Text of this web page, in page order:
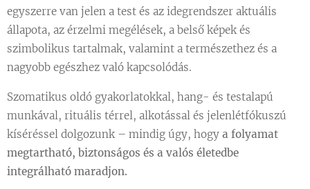
egyszerre van jelen a test és az idegrendszer aktuális
állapota, az érzelmi megélések, a belső képek és
szimbolikus tartalmak, valamint a természethez és a
nagyobb egészhez való kapcsolódás.
Szomatikus oldó gyakorlatokkal, hang- és testalapú
munkával, rituális térrel, alkotással és jelenlétfókuszú
kíséréssel dolgozunk – mindig úgy, hogy a folyamat
megtartható, biztonságos és a valós életedbe
integrálható maradjon.